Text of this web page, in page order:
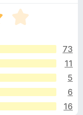
73
11
5
6
16